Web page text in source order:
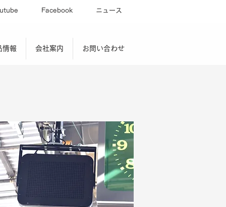
Facebook ニュース
情報 会社案内 お問い合わせ